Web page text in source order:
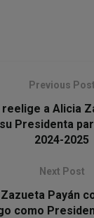
Previous Post
reelige a Alicia
Presidenta
2024-2025
Next Post
Payán
como